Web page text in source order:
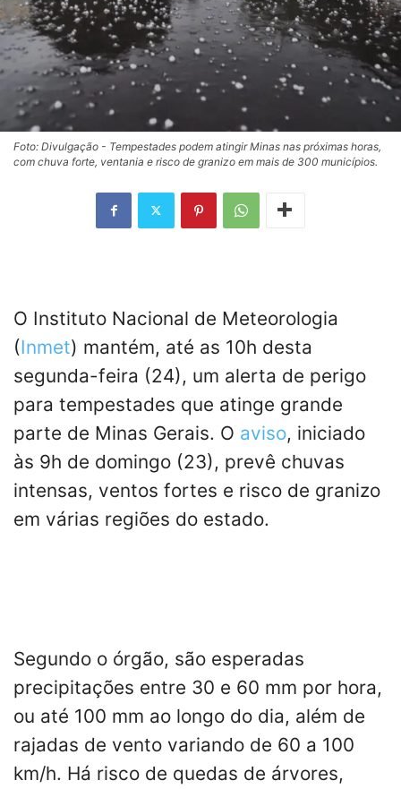
Foto: Divulgação - Tempestades podem atingir Minas nas próximas horas,
com chuva forte, ventania e risco de granizo em mais de 300 municípios.
O Instituto Nacional de Meteorologia
(Inmet) mantém, até as 10h desta
segunda-feira (24), um alerta de perigo
para tempestades que atinge grande
parte de Minas Gerais. O aviso, iniciado
às 9h de domingo (23), prevê chuvas
intensas, ventos fortes e risco de granizo
em várias regiões do estado.
Segundo o órgão, são esperadas
precipitações entre 30 e 60 mm por hora,
ou até 100 mm ao longo do dia, além de
rajadas de vento variando de 60 a 100
km/h. Há risco de quedas de árvores,